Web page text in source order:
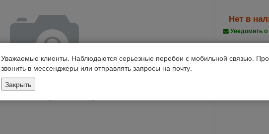
Нет в
Уведомить
Уважаемые клиенты. Наблюдаются серьезные перебои с мобильной связью.
звонить в мессенджеры или отправлять запросы на почту.
Закрыть